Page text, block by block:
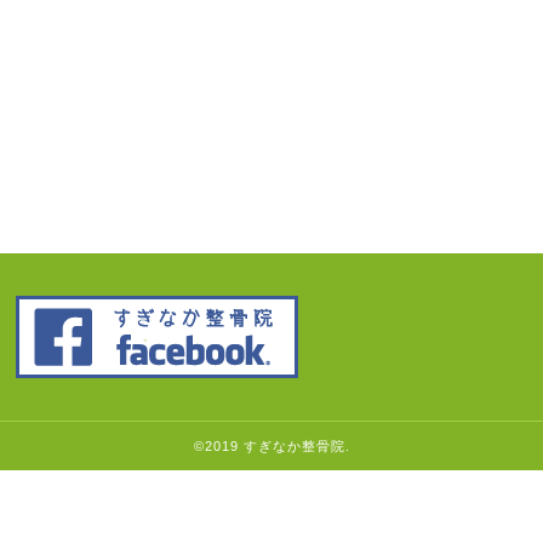
©2019 すぎなか整骨院.